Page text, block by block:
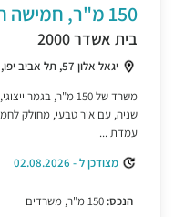
150 מ"ר, חמישה חדרים וחדר ישיבות
בית אשדר 2000
יגאל אלון 57, תל אביב יפו, יגאל אלון והסביבה
משרד של 150 מ"ר,
שניה, עם אור טבעי, מחולק
עמדת ...
מצודכן ל - 02.08.2026
הנכס: